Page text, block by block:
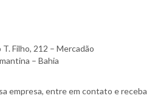
Filho, 212 – Mercadão
– Bahia
empresa, entre em contato e receba